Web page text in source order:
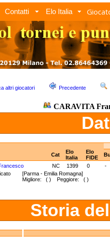
Contatti Elo Italia
altri giocatori Precedente
CARAVITA
Cat
Elo
Italia
Elo
FIDE
NC 1399 0
-
[Parma - Emilia Romagna]
Migliore: ( ) Peggiore: ( )
Storia